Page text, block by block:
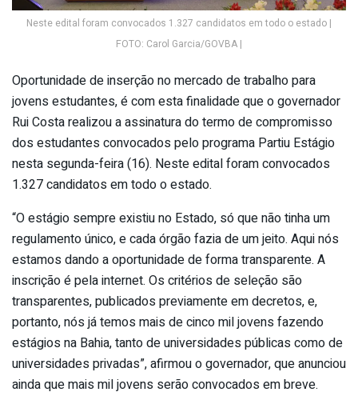
Neste edital foram convocados 1.327 candidatos em todo o estado |
FOTO: Carol Garcia/GOVBA |
Oportunidade de inserção no mercado de trabalho para
jovens estudantes, é com esta finalidade que o governador
Rui Costa realizou a assinatura do termo de compromisso
dos estudantes convocados pelo programa Partiu Estágio
nesta segunda-feira (16). Neste edital foram convocados
1.327 candidatos em todo o estado.
“O estágio sempre existiu no Estado, só que não tinha um
regulamento único, e cada órgão fazia de um jeito. Aqui nós
estamos dando a oportunidade de forma transparente. A
inscrição é pela internet. Os critérios de seleção são
transparentes, publicados previamente em decretos, e,
portanto, nós já temos mais de cinco mil jovens fazendo
estágios na Bahia, tanto de universidades públicas como de
universidades privadas”, afirmou o governador, que anunciou
ainda que mais mil jovens serão convocados em breve.